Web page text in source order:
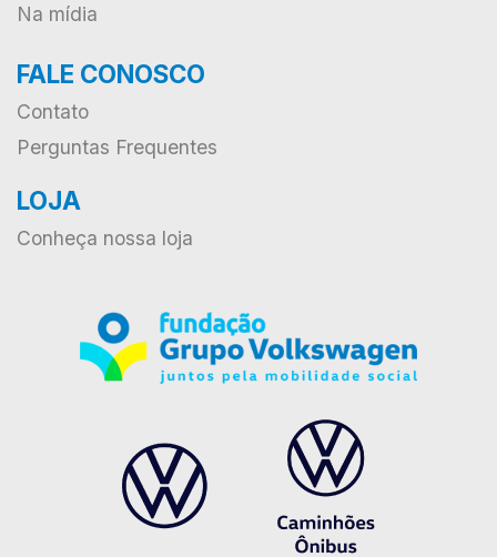
Na mídia
FALE CONOSCO
Contato
Perguntas Frequentes
LOJA
Conheça nossa loja